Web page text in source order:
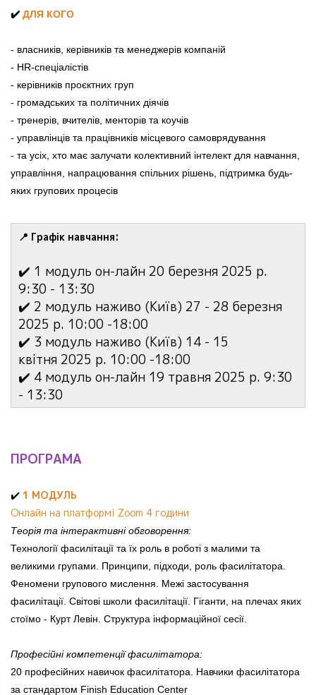
✔️ ДЛЯ КОГО
- власників, керівників та менеджерів компаній
- HR-спеціалістів
- керівників проєктних груп
- громадських та політичних діячів
- тренерів, вчителів, менторів та коучів
- управлінців та працівників місцевого самоврядування
- та усіх, хто має залучати колективний інтелект для навчання,
управління, напрацювання спільних рішень, підтримка будь-
яких групових процесів
📍 Графік навчання:
✔️ 1 модуль он-лайн 20 березня 2025 р.
9:30 - 13:30
✔️ 2 модуль наживо (Київ) 27 - 28 березня
2025 р. 10:00 -18:00
✔️ 3 модуль наживо (Київ) 14 - 15
квітня 2025 р. 10:00 -18:00
✔️ 4 модуль он-лайн 19 травня 2025 р. 9:30
- 13:30
ПРОГРАМА
✔️ 1 МОДУЛЬ
Онлайн на платформі Zoom 4 години
Теорія та інтерактивні обговорення:
Технології фасилітації та їх роль в роботі з малими та
великими групами. Принципи, підходи, роль фасилітатора.
Феномени групового мислення. Межі застосування
фасилітації. Світові школи фасилітації. Гіганти, на плечах яких
стоїмо - Курт Левін. Структура інформаційної сесії.
Професійні компетенції фасилітатора:
20 професійних навичок фасилітатора. Навчики фасилітатора
за стандартом Finish Education Center